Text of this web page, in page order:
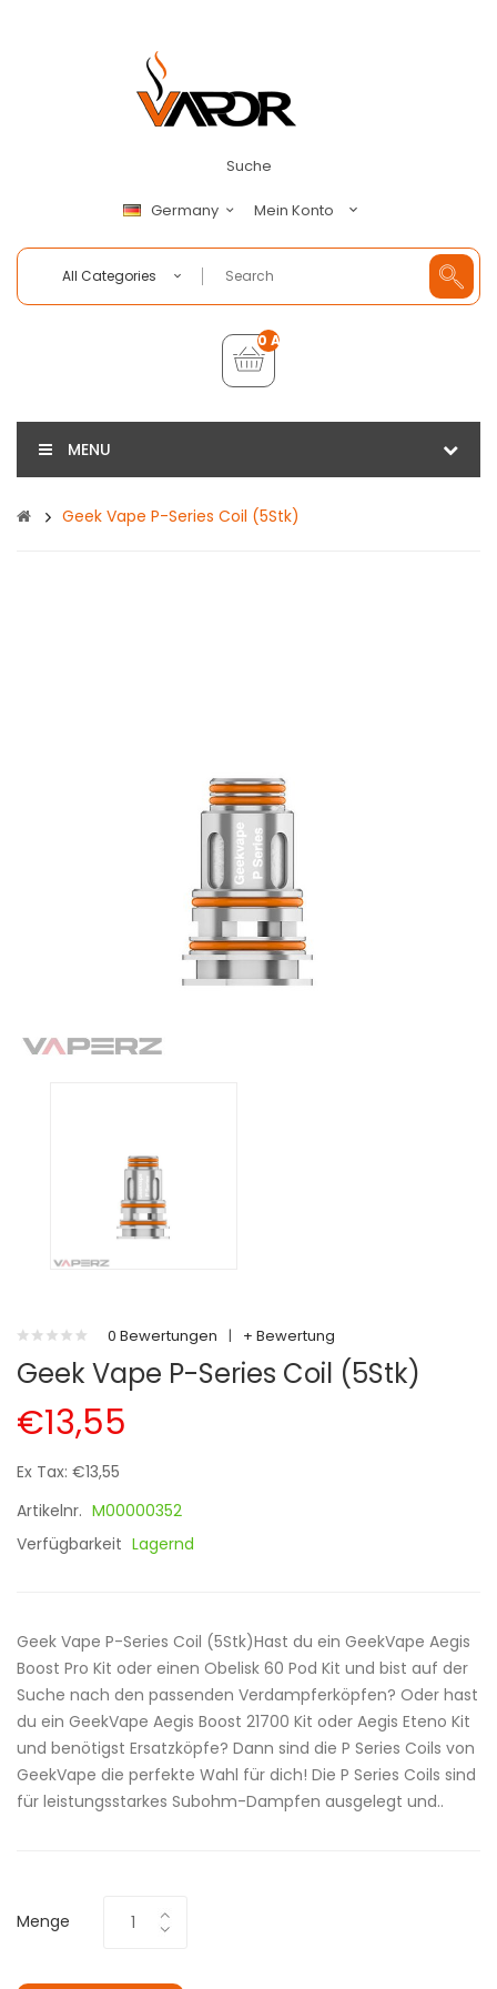
Suche
Germany Mein Konto
All Categories
0 Artikel - €0,00
MENU
Geek Vape P-Series Coil (5Stk)
0 Bewertungen | + Bewertung
Geek Vape P-Series Coil (5Stk)
€13,55
Ex Tax: €13,55
Artikelnr. M00000352
Verfügbarkeit Lagernd
Geek Vape P-Series Coil (5Stk)Hast du ein GeekVape Aegis
Boost Pro Kit oder einen Obelisk 60 Pod Kit und bist auf der
Suche nach den passenden Verdampferköpfen? Oder hast
du ein GeekVape Aegis Boost 21700 Kit oder Aegis Eteno Kit
und benötigst Ersatzköpfe? Dann sind die P Series Coils von
GeekVape die perfekte Wahl für dich! Die P Series Coils sind
für leistungsstarkes Subohm-Dampfen ausgelegt und..
Menge